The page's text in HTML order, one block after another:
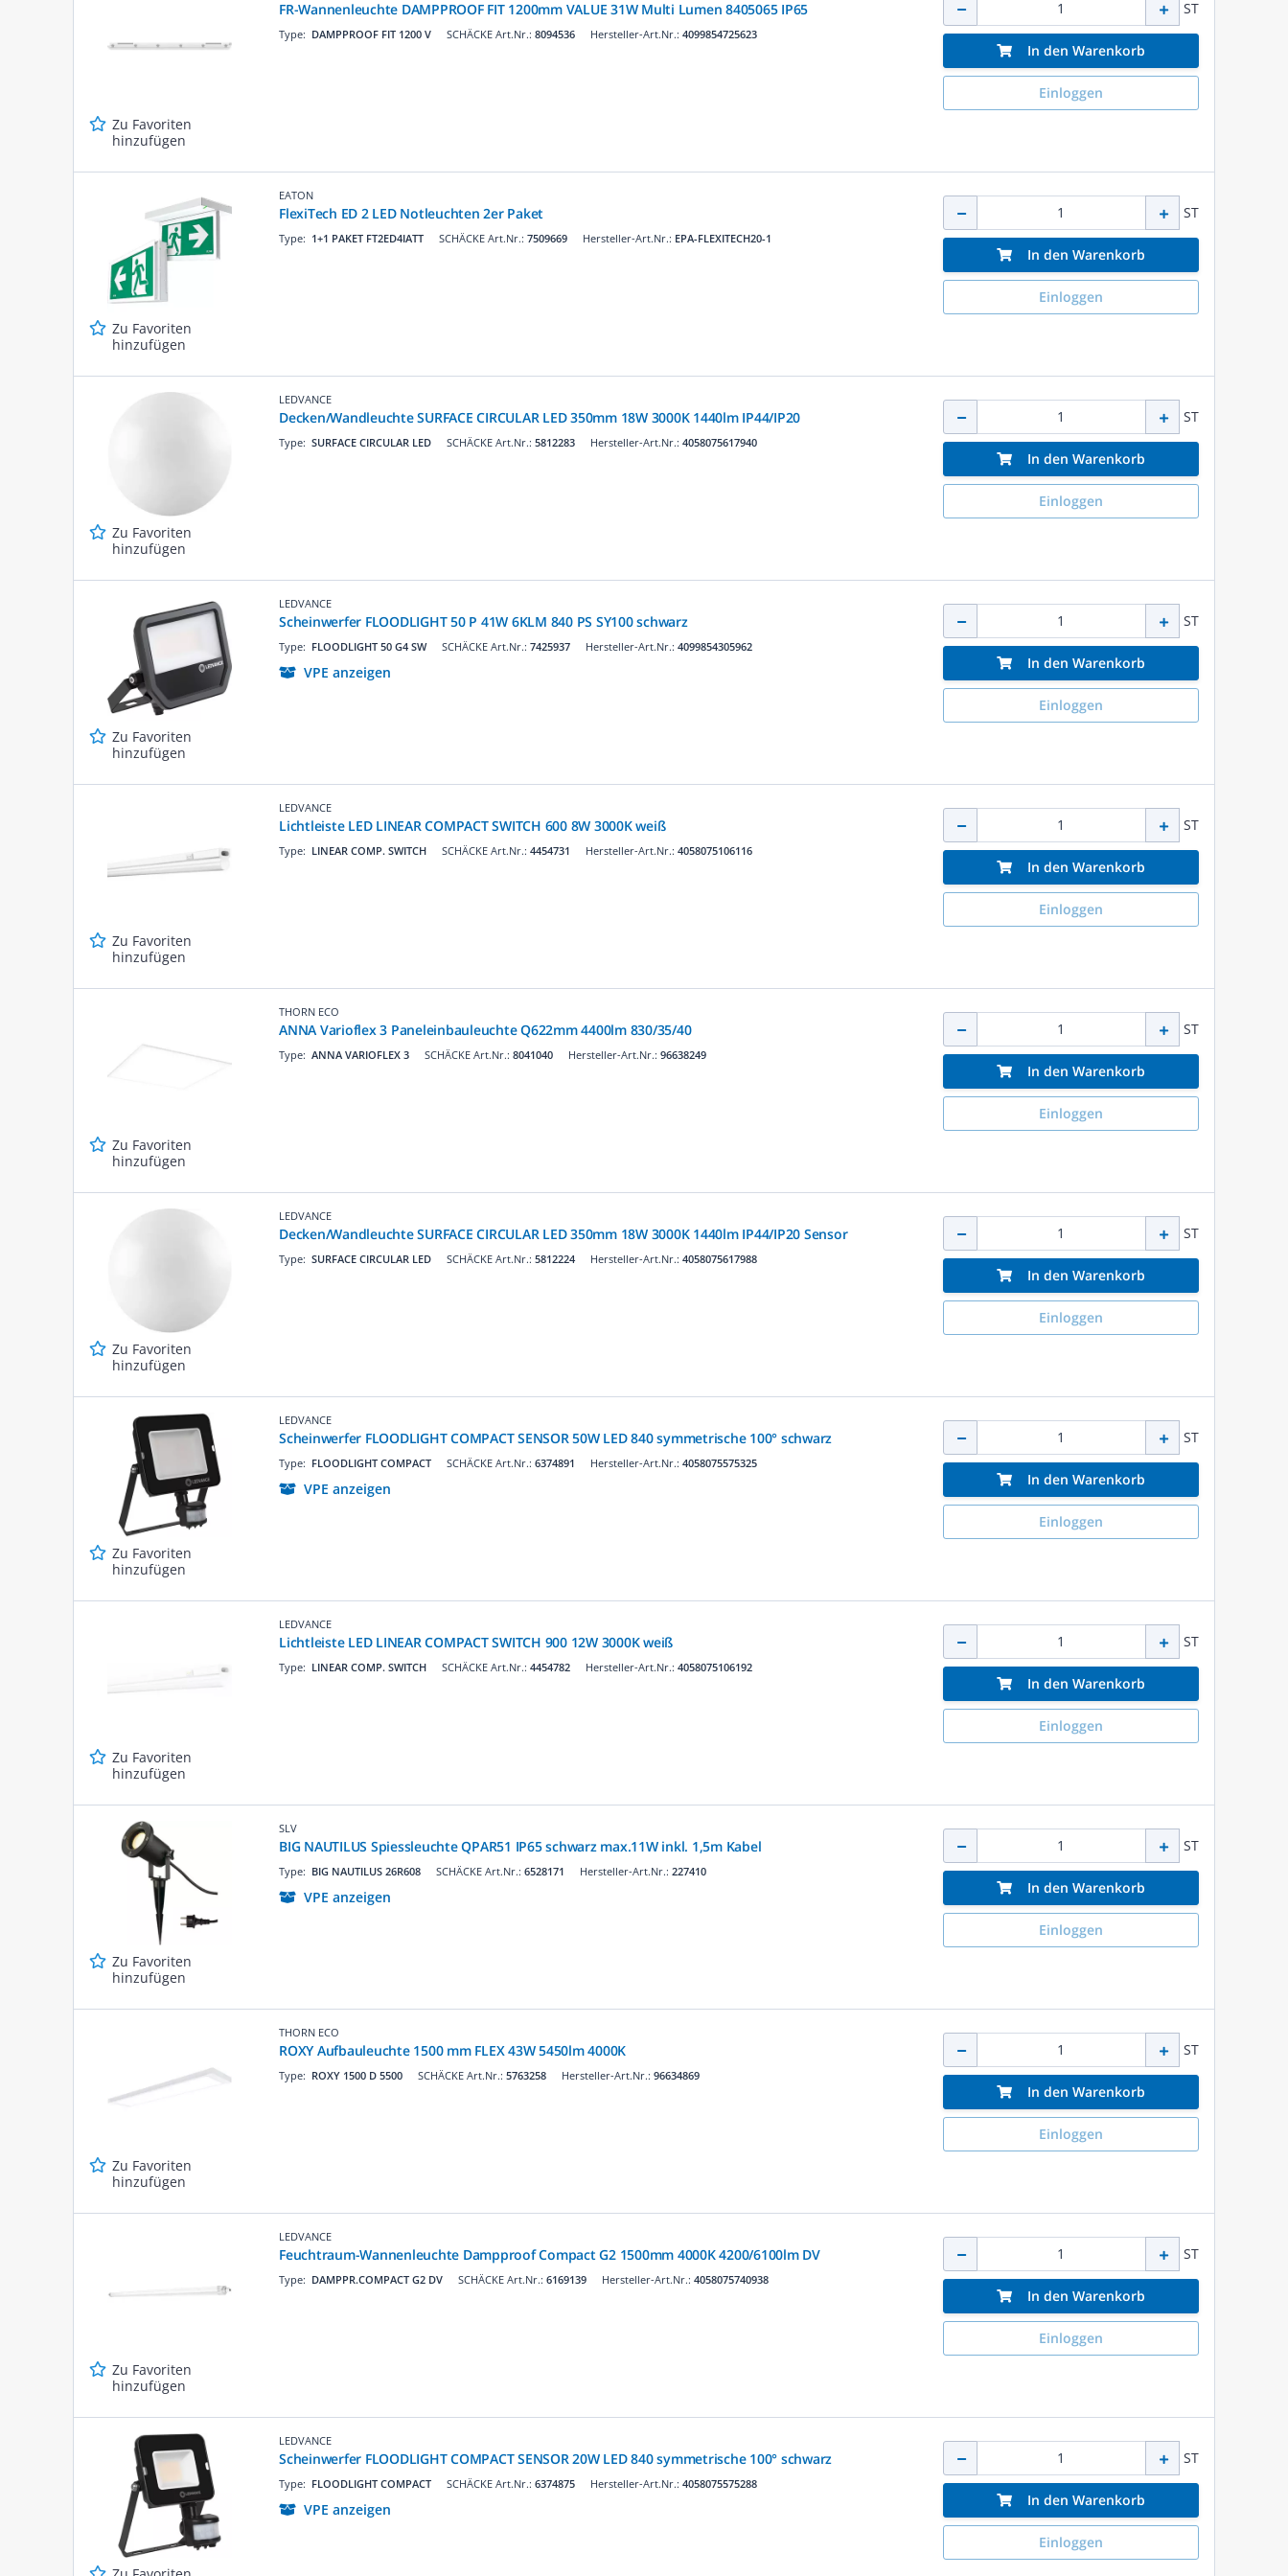
Zu Favoriten
hinzufügen
FR-Wannenleuchte DAMPPROOF FIT 1200mm VALUE 31W Multi Lumen 8405065 IP65
SCHÄCKE Art.Nr.: 8094536
Type: DAMPPROOF FIT 1200 V Hersteller-Art.Nr.: 4099854725623
ST
In den Warenkorb
Einloggen
Zu Favoriten
hinzufügen
EATON
FlexiTech ED 2 LED Notleuchten 2er Paket
SCHÄCKE Art.Nr.: 7509669
Type: 1+1 PAKET FT2ED4IATT Hersteller-Art.Nr.: EPA-FLEXITECH20-1
ST
In den Warenkorb
Einloggen
Zu Favoriten
hinzufügen
LEDVANCE
Decken/Wandleuchte SURFACE CIRCULAR LED 350mm 18W 3000K 1440lm IP44/IP20
SCHÄCKE Art.Nr.: 5812283
Type: SURFACE CIRCULAR LED Hersteller-Art.Nr.: 4058075617940
ST
In den Warenkorb
Einloggen
Zu Favoriten
hinzufügen
LEDVANCE
Scheinwerfer FLOODLIGHT 50 P 41W 6KLM 840 PS SY100 schwarz
SCHÄCKE Art.Nr.: 7425937
Type: FLOODLIGHT 50 G4 SW Hersteller-Art.Nr.: 4099854305962
VPE anzeigen
ST
In den Warenkorb
Einloggen
Zu Favoriten
hinzufügen
LEDVANCE
Lichtleiste LED LINEAR COMPACT SWITCH 600 8W 3000K weiß
SCHÄCKE Art.Nr.: 4454731
Type: LINEAR COMP. SWITCH Hersteller-Art.Nr.: 4058075106116
ST
In den Warenkorb
Einloggen
Zu Favoriten
hinzufügen
THORN ECO
ANNA Varioflex 3 Paneleinbauleuchte Q622mm 4400lm 830/35/40
SCHÄCKE Art.Nr.: 8041040
Type: ANNA VARIOFLEX 3 Hersteller-Art.Nr.: 96638249
ST
In den Warenkorb
Einloggen
Zu Favoriten
hinzufügen
LEDVANCE
Decken/Wandleuchte SURFACE CIRCULAR LED 350mm 18W 3000K 1440lm IP44/IP20 Sensor
SCHÄCKE Art.Nr.: 5812224
Type: SURFACE CIRCULAR LED Hersteller-Art.Nr.: 4058075617988
ST
In den Warenkorb
Einloggen
Zu Favoriten
hinzufügen
LEDVANCE
Scheinwerfer FLOODLIGHT COMPACT SENSOR 50W LED 840 symmetrische 100° schwarz
SCHÄCKE Art.Nr.: 6374891
Type: FLOODLIGHT COMPACT Hersteller-Art.Nr.: 4058075575325
VPE anzeigen
ST
In den Warenkorb
Einloggen
Zu Favoriten
hinzufügen
LEDVANCE
Lichtleiste LED LINEAR COMPACT SWITCH 900 12W 3000K weiß
SCHÄCKE Art.Nr.: 4454782
Type: LINEAR COMP. SWITCH Hersteller-Art.Nr.: 4058075106192
ST
In den Warenkorb
Einloggen
Zu Favoriten
hinzufügen
SLV
BIG NAUTILUS Spiessleuchte QPAR51 IP65 schwarz max.11W inkl. 1,5m Kabel
SCHÄCKE Art.Nr.: 6528171
Type: BIG NAUTILUS 26R608 Hersteller-Art.Nr.: 227410
VPE anzeigen
ST
In den Warenkorb
Einloggen
Zu Favoriten
hinzufügen
THORN ECO
ROXY Aufbauleuchte 1500 mm FLEX 43W 5450lm 4000K
SCHÄCKE Art.Nr.: 5763258
Type: ROXY 1500 D 5500 Hersteller-Art.Nr.: 96634869
ST
In den Warenkorb
Einloggen
Zu Favoriten
hinzufügen
LEDVANCE
Feuchtraum-Wannenleuchte Dampproof Compact G2 1500mm 4000K 4200/6100lm DV
SCHÄCKE Art.Nr.: 6169139
Type: DAMPPR.COMPACT G2 DV Hersteller-Art.Nr.: 4058075740938
ST
In den Warenkorb
Einloggen
LEDVANCE
Scheinwerfer FLOODLIGHT COMPACT SENSOR 20W LED 840 symmetrische 100° schwarz
SCHÄCKE Art.Nr.: 6374875
Type: FLOODLIGHT COMPACT Hersteller-Art.Nr.: 4058075575288
VPE anzeigen
ST
In den Warenkorb
Einloggen